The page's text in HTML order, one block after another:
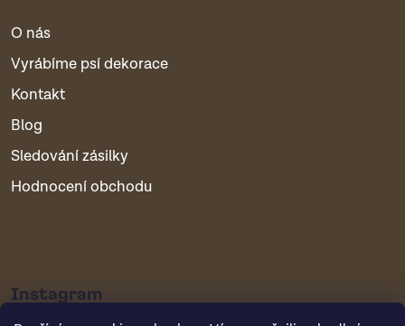
O nás
Vyrábíme psí dekorace
Kontakt
Blog
Sledování zásilky
Hodnocení obchodu
Instagram